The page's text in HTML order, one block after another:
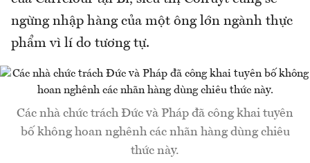
ngừng nhập hàng của một ông lớn ngành thực
phẩm vì lí do tương tự.
Các nhà chức trách Đức và Pháp đã công khai tuyên
bố không hoan nghênh các nhãn hàng dùng chiêu
thức này.